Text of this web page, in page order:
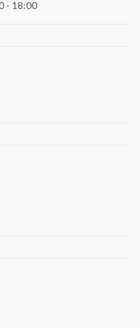
- 18:00